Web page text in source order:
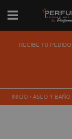
RECIBE TU PEDIDO
INICIO › ASEO Y BAÑO